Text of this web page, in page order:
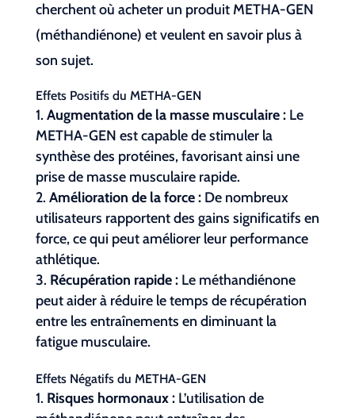
cherchent où acheter un produit METHA-GEN
(méthandiénone) et veulent en savoir plus à
son sujet.
Effets Positifs du METHA-GEN
Augmentation de la masse musculaire :Le
METHA-GEN est capable de stimuler la
synthèse des protéines, favorisant ainsi une
prise de masse musculaire rapide.
Amélioration de la force :De nombreux
utilisateurs rapportent des gains significatifs en
force, ce qui peut améliorer leur performance
athlétique.
Récupération rapide :Le méthandiénone
peut aider à réduire le temps de récupération
entre les entraînements en diminuant la
fatigue musculaire.
Effets Négatifs du METHA-GEN
Risques hormonaux :L’utilisation de